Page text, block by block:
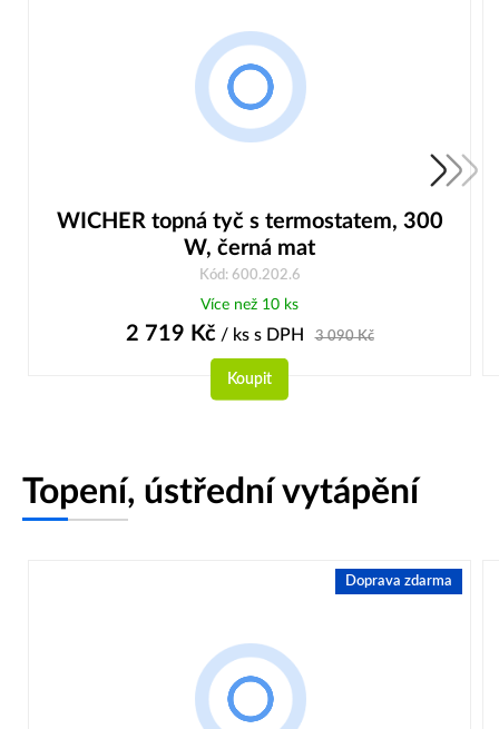
WICHER topná tyč s termostatem, 300
W, černá mat
Kód: 600.202.6
Více než 10 ks
2 719 Kč/ ks s DPH 3 090Kč
Koupit
Topení, ústřední vytápění
Doprava zdarma